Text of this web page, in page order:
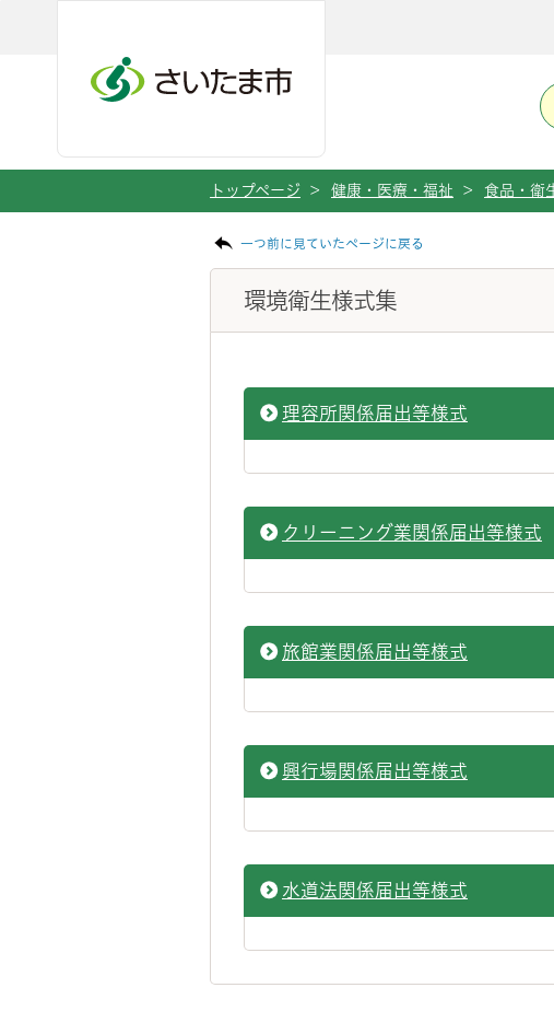
トップページ > 健康・医療・福祉 > 食品・衛
一つ前に見ていたページに戻る
環境衛生様式集
理容所関係届出等様式
クリーニング業関係届出等様式
旅館業関係届出等様式
興行場関係届出等様式
水道法関係届出等様式